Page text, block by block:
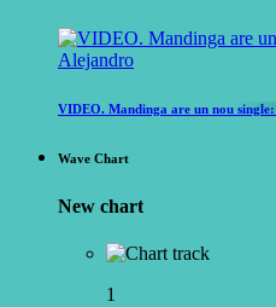
VIDEO. Mandinga are un nou
Wave Chart
New chart
1